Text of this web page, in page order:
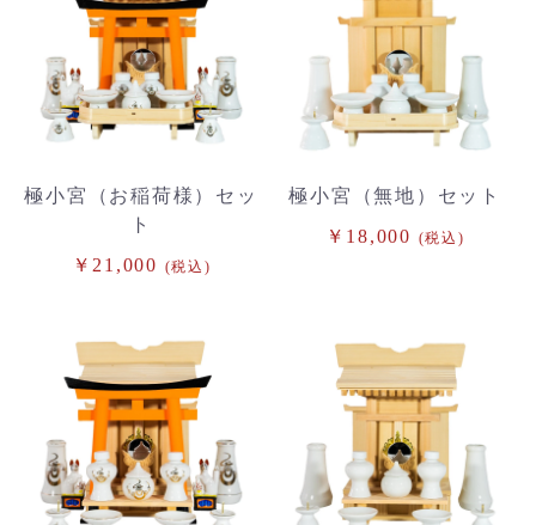
極小宮（お稲荷様）セッ
ト
￥21,000 (税込)
極小宮（無地）セット
￥18,000 (税込)